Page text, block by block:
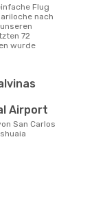
nach
72
wurde
Airport